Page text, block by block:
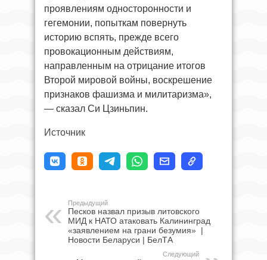
проявлениям односторонности и
гегемонии, попыткам повернуть
историю вспять, прежде всего
провокационным действиям,
направленным на отрицание итогов
Второй мировой войны, воскрешение
признаков фашизма и милитаризма»,
— сказал Си Цзиньпин.
Источник
Предыдущий
Песков назвал призыв литовского
МИД к НАТО атаковать Калининград
«заявлением на грани безумия» |
Новости Беларуси | БелТА
Следующий